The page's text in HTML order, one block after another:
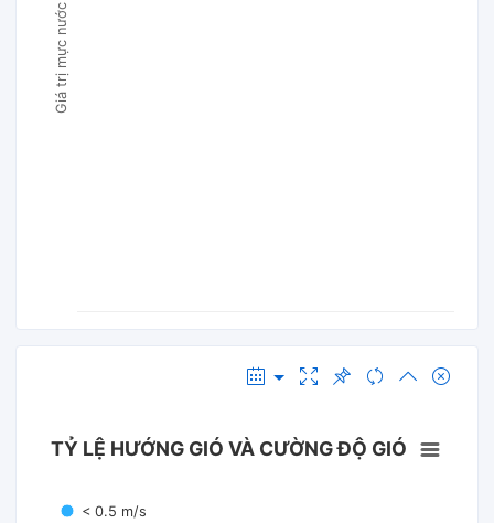
Giá trị mực nước
TỶ LỆ HƯỚNG GIÓ VÀ CƯỜNG ĐỘ GIÓ
< 0.5 m/s